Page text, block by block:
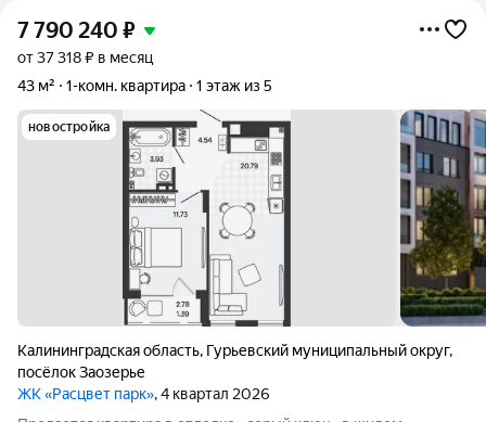
7 790 240 ₽
от 37 318 ₽ в месяц
43 м²
1-комн. квартира 1 этаж из 5
новостройка
Калининградская область, Гурьевский муниципальный округ,
посёлок Заозерье
ЖК «Расцвет парк», 4 квартал 2026